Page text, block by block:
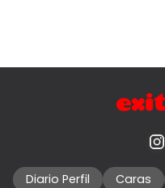
Diario Perfil Caras